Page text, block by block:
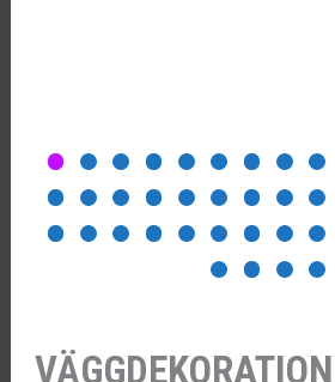
VÄGGDEKORATION